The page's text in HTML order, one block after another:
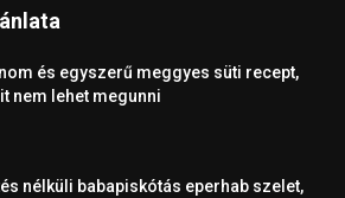
és egyszerű meggyes süti recept,
nem lehet megunni
nélküli babapiskótás eperhab szelet,